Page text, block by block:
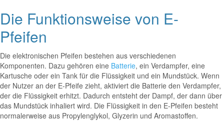
Die Funktionsweise von E-
Pfeifen
Die elektronischen Pfeifen bestehen aus verschiedenen
Komponenten. Dazu gehören eine Batterie, ein Verdampfer, eine
Kartusche oder ein Tank für die Flüssigkeit und ein Mundstück. Wenn
der Nutzer an der E-Pfeife zieht, aktiviert die Batterie den Verdampfer,
der die Flüssigkeit erhitzt. Dadurch entsteht der Dampf, der dann über
das Mundstück inhaliert wird. Die Flüssigkeit in den E-Pfeifen besteht
normalerweise aus Propylenglykol, Glyzerin und Aromastoffen.